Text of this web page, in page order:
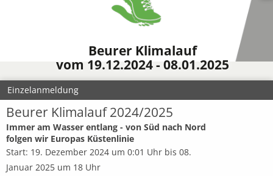
Beurer Klimalauf
vom 19.12.2024 - 08.01.2025
Einzelanmeldung
Beurer Klimalauf 2024/2025
Immer am Wasser entlang - von Süd nach Nord
folgen wir Europas Küstenlinie
Start: 19. Dezember 2024 um 0:01 Uhr bis 08.
Januar 2025 um 18 Uhr